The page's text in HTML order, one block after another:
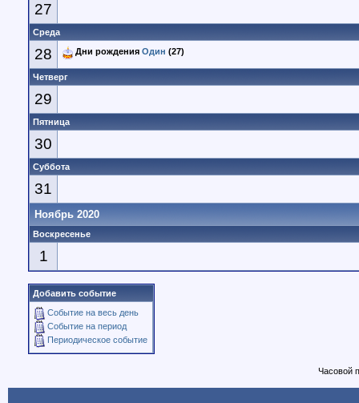
27
Среда
28 Дни рождения Один (27)
Четверг
29
Пятница
30
Суббота
31
Ноябрь 2020
Воскресенье
1
Добавить событие
Событие на весь день
Событие на период
Периодическое событие
Часовой